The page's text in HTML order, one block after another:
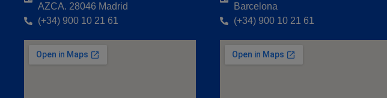
AZCA. 28046 Madrid
(+34) 900 10 21 61
Barcelona
(+34) 900 10 21 61